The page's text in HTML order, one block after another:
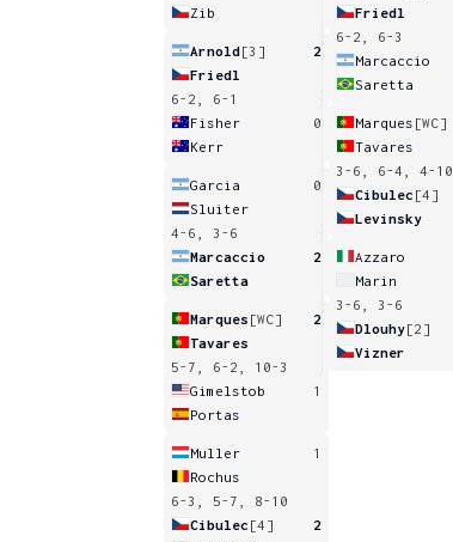
Zib
Arnold[3]
2
Friedl
6-2, 6-1
Fisher
0
Kerr
Garcia
0
Sluiter
4-6, 3-6
Marcaccio
2
Saretta
Marques [WC]
2
Tavares
5-7, 6-2, 10-3
Gimelstob
1
Portas
Muller
1
Rochus
6-3, 5-7, 8-10
Cibulec [4]
2
Friedl
6-2, 6-3
Marcaccio
Saretta
Marques [WC]
Tavares
3-6, 6-4, 4-10
Cibulec [4]
Levinsky
Azzaro
Marin
3-6, 3-6
Dlouhy[2]
Vizner